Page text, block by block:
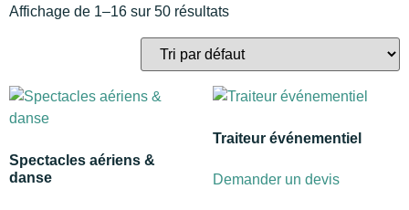
Affichage de 1–16 sur 50 résultats
Spectacles aériens &
danse
Traiteur événementiel
Demander un devis